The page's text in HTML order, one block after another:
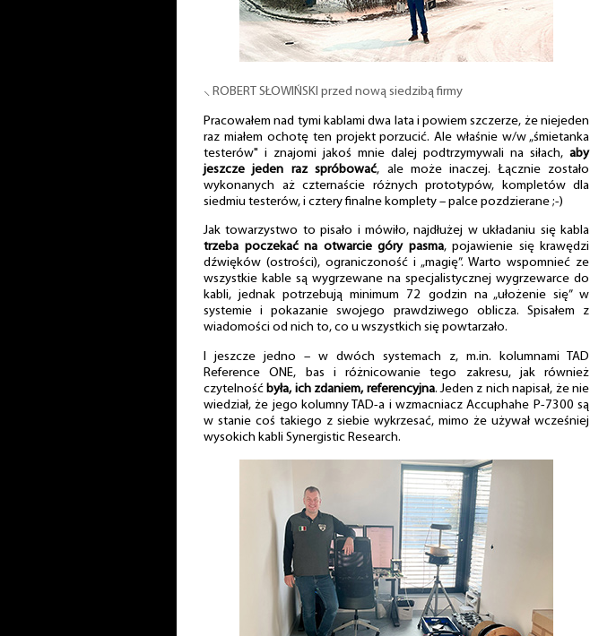
⸜ ROBERT SŁOWIŃSKI przed nową siedzibą firmy
Pracowałem nad tymi kablami dwa lata i powiem szczerze, że niejeden
raz miałem ochotę ten projekt porzucić. Ale właśnie w/w „śmietanka
testerów" i znajomi jakoś mnie dalej podtrzymywali na siłach, aby
jeszcze jeden raz spróbować, ale może inaczej. Łącznie zostało
wykonanych aż czternaście różnych prototypów, kompletów dla
siedmiu testerów, i cztery finalne komplety – palce pozdzierane ;-)
Jak towarzystwo to pisało i mówiło, najdłużej w układaniu się kabla
trzeba poczekać na otwarcie góry pasma, pojawienie się krawędzi
dźwięków (ostrości), ograniczoność i „magię”. Warto wspomnieć ze
wszystkie kable są wygrzewane na specjalistycznej wygrzewarce do
kabli, jednak potrzebują minimum 72 godzin na „ułożenie się” w
systemie i pokazanie swojego prawdziwego oblicza. Spisałem z
wiadomości od nich to, co u wszystkich się powtarzało.
I jeszcze jedno – w dwóch systemach z, m.in. kolumnami TAD
Reference ONE, bas i różnicowanie tego zakresu, jak również
czytelność była, ich zdaniem, referencyjna. Jeden z nich napisał, że nie
wiedział, że jego kolumny TAD-a i wzmacniacz Accuphahe P-7300 są
w stanie coś takiego z siebie wykrzesać, mimo że używał wcześniej
wysokich kabli Synergistic Research.